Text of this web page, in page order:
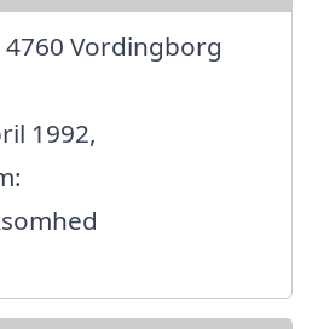
Vordingborg
1992,